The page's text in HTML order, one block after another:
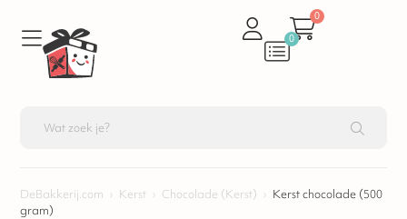
0
0
DeBakkerij.com › Kerst › Chocolade (Kerst) › Kerst chocolade (500
gram)